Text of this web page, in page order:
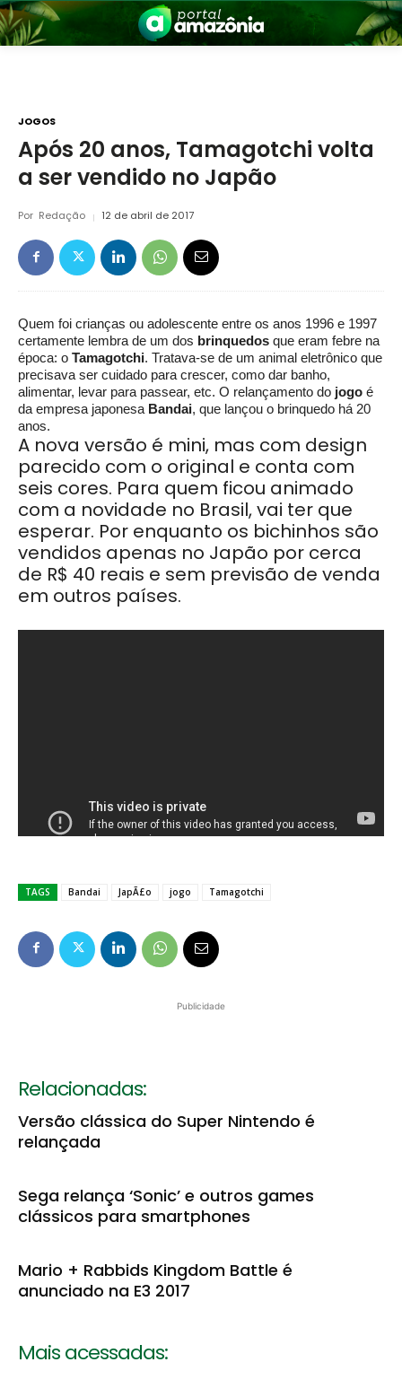
Amazônia
JOGOS
Após 20 anos, Tamagotchi volta
a ser vendido no Japão
Por Redação 12 de abril de 2017
Quem foi crianças ou adolescente entre os anos 1996 e 1997
certamente lembra de um dos brinquedos que eram febre na
época: o Tamagotchi. Tratava-se de um animal eletrônico que
precisava ser cuidado para crescer, como dar banho,
alimentar, levar para passear, etc. O relançamento do jogo é
da empresa japonesa Bandai, que lançou o brinquedo há 20
anos.
A nova versão é mini, mas com design
parecido com o original e conta com
seis cores. Para quem ficou animado
com a novidade no Brasil, vai ter que
esperar. Por enquanto os bichinhos são
vendidos apenas no Japão por cerca
de R$ 40 reais e sem previsão de venda
em outros países.
TAGS Bandai JapÃ£o jogo Tamagotchi
Publicidade
Relacionadas:
Versão clássica do Super Nintendo é
relançada
Sega relança ‘Sonic’ e outros games
clássicos para smartphones
Mario + Rabbids Kingdom Battle é
anunciado na E3 2017
Mais acessadas: